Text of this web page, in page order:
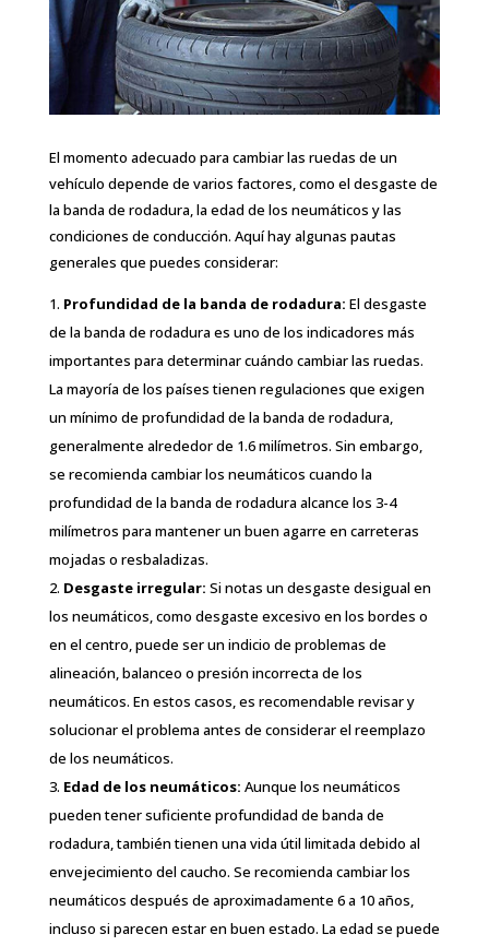
El momento adecuado para cambiar las ruedas de un
vehículo depende de varios factores, como el desgaste de
la banda de rodadura, la edad de los neumáticos y las
condiciones de conducción. Aquí hay algunas pautas
generales que puedes considerar:
Profundidad de la banda de rodadura: El desgaste
de la banda de rodadura es uno de los indicadores más
importantes para determinar cuándo cambiar las ruedas.
La mayoría de los países tienen regulaciones que exigen
un mínimo de profundidad de la banda de rodadura,
generalmente alrededor de 1.6 milímetros. Sin embargo,
se recomienda cambiar los neumáticos cuando la
profundidad de la banda de rodadura alcance los 3-4
milímetros para mantener un buen agarre en carreteras
mojadas o resbaladizas.
Desgaste irregular: Si notas un desgaste desigual en
los neumáticos, como desgaste excesivo en los bordes o
en el centro, puede ser un indicio de problemas de
alineación, balanceo o presión incorrecta de los
neumáticos. En estos casos, es recomendable revisar y
solucionar el problema antes de considerar el reemplazo
de los neumáticos.
Edad de los neumáticos: Aunque los neumáticos
pueden tener suficiente profundidad de banda de
rodadura, también tienen una vida útil limitada debido al
envejecimiento del caucho. Se recomienda cambiar los
neumáticos después de aproximadamente 6 a 10 años,
incluso si parecen estar en buen estado. La edad se puede